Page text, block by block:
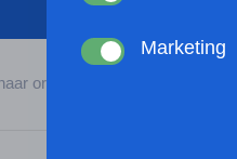
organisaties
werking van de
browserinstellingen
gebruikt of hoe
passen en zo uw
Marketing
kunnen tonen op
andere wordt